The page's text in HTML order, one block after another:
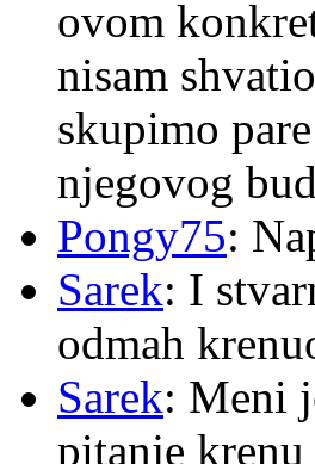
ovom
nisam
skupimo
njegovog
Pongy75:
Sarek: I
odmah
Sarek: Meni
pitanje krenu